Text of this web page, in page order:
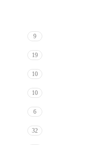
9
19
10
10
6
32